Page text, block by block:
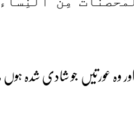
وہ عورتیں جو شادی